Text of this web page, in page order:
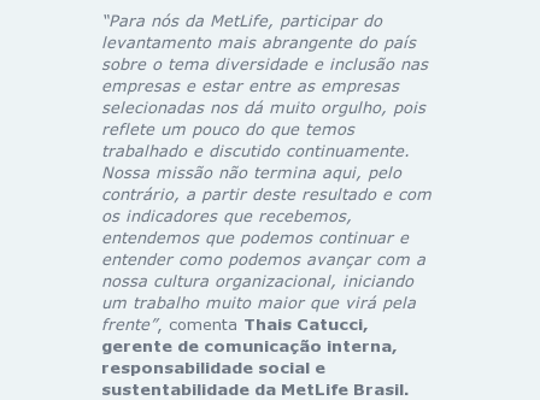
“Para nós da MetLife, participar do
levantamento mais abrangente do país
sobre o tema diversidade e inclusão nas
empresas e estar entre as empresas
selecionadas nos dá muito orgulho, pois
reflete um pouco do que temos
trabalhado e discutido continuamente.
Nossa missão não termina aqui, pelo
contrário, a partir deste resultado e com
os indicadores que recebemos,
entendemos que podemos continuar e
entender como podemos avançar com a
nossa cultura organizacional, iniciando
um trabalho muito maior que virá pela
frente”, comenta Thais Catucci,
gerente de comunicação interna,
responsabilidade social e
sustentabilidade da MetLife Brasil.